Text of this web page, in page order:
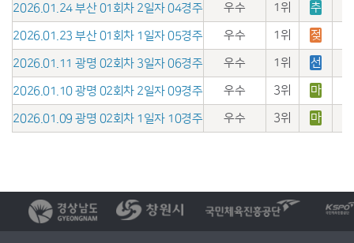
2026.01.24 부산 01회차 2일자 04경주 우수 1위 추
2026.01.23 부산 01회차 1일자 05경주 우수 1위 젖
2026.01.11 광명 02회차 3일자 06경주 우수 1위 선
2026.01.10 광명 02회차 2일자 09경주 우수 3위 마
2026.01.09 광명 02회차 1일자 10경주 우수 3위 마